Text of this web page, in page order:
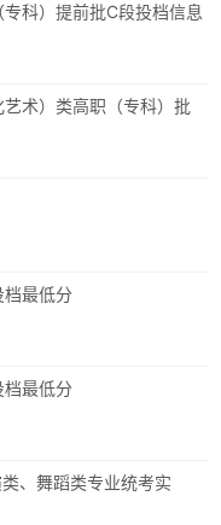
科）提前批C段投档信息
术）类高职（专科）批
最低分
最低分
、舞蹈类专业统考实